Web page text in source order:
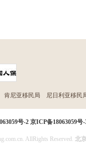
肯尼亚移民局 尼日利亚移民
号-2 京ICP备18063059号-
AllRights Reserved. 北